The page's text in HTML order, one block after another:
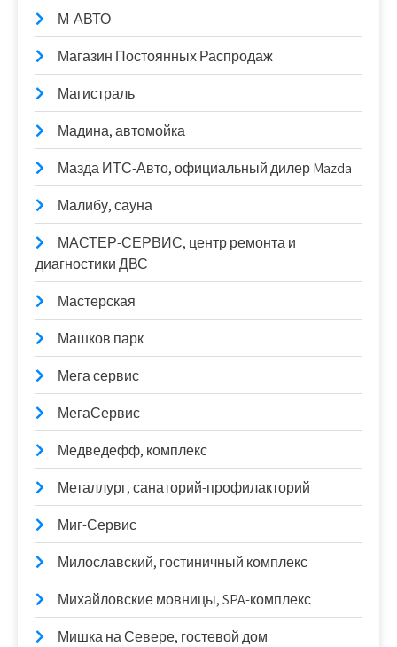
М-АВТО
Магазин Постоянных Распродаж
Магистраль
Мадина, автомойка
Мазда ИТС-Авто, официальный дилер Mazda
Малибу, сауна
МАСТЕР-СЕРВИС, центр ремонта и
диагностики ДВС
Мастерская
Машков парк
Мега сервис
МегаСервис
Медведефф, комплекс
Металлург, санаторий-профилакторий
Миг-Сервис
Милославский, гостиничный комплекс
Михайловские мовницы, SPA-комплекс
Мишка на Севере, гостевой дом